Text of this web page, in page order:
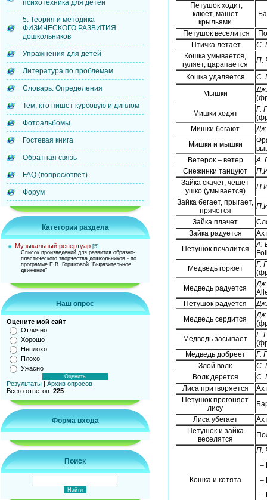
психотехника для детей
5. Теория и методика
ФИЗИЧЕСКОГО РАЗВИТИЯ
дошкольников
Упражнения для детей
Литература по проблемам
Словарь. Определения
Тем, кто пишет курсовую и диплом
Фотоальбомы
Гостевая книга
Обратная связь
FAQ (вопрос/ответ)
Форум
Категории раздела
Музыкальный репертуар [5]
Список произведений для развития образно-
пластического творчества дошкольников - по
программе Е.В. Горшковой "Выразительное
движение"
Наш опрос
Оцените мой сайт
Отлично
Хорошо
Неплохо
Плохо
Ужасно
Результаты | Архив опросов
Всего ответов: 225
Форма входа
Поиск
Петушок ходит,
клюёт, машет
крыльями
Петушок веселится
Птичка летает
С.
Кошка умывается,
гуляет, царапается
П.
Кошка удаляется
С.
Мышки
Мишки ходят
Г.
Мишки бегают
Мишки и мышки
Ветерок – ветер
А.
Снежинки танцуют
Зайка скачет, чешет
ушко (умывается)
Зайка бегает, прыгает,
прячется
Зайка плачет
Зайка радуется
Ах
Петушок печалится
А.
Медведь горюет
Г.
Медведь радуется
Петушок радуется
Медведь сердится
Медведь засыпает
Г.
Медведь добреет
Г.
Злой волк
С.
Волк дерется
С.
Лиса притворяется
Ах
Петушок прогоняет
лису
Лиса убегает
Ах
Петушок и зайка
веселятся
Кошка и котята
П.
–
–
–